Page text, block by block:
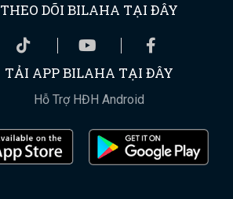
THEO DÕI BILAHA TẠI ĐÂY
TẢI APP BILAHA TẠI ĐÂY
Hỗ Trợ HĐH Android